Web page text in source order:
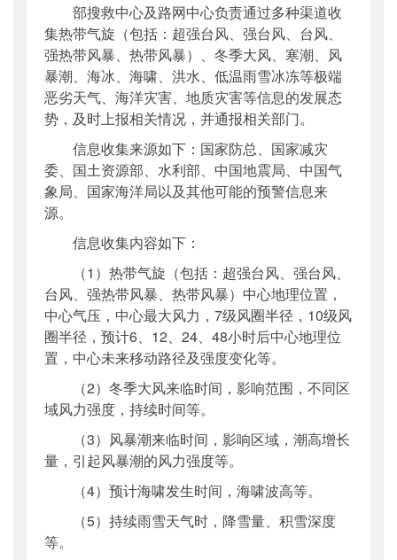
部搜救中心及路网中心负责通过多种渠道收
集热带气旋（包括：超强台风、强台风、台风、
强热带风暴、热带风暴）、冬季大风、寒潮、风
暴潮、海冰、海啸、洪水、低温雨雪冰冻等极端
恶劣天气、海洋灾害、地质灾害等信息的发展态
势，及时上报相关情况，并通报相关部门。
信息收集来源如下：国家防总、国家减灾
委、国土资源部、水利部、中国地震局、中国气
象局、国家海洋局以及其他可能的预警信息来
源。
信息收集内容如下：
（1）热带气旋（包括：超强台风、强台风、
台风、强热带风暴、热带风暴）中心地理位置，
中心气压，中心最大风力，7级风圈半径，10级风
圈半径，预计6、12、24、48小时后中心地理位
置，中心未来移动路径及强度变化等。
（2）冬季大风来临时间，影响范围，不同区
域风力强度，持续时间等。
（3）风暴潮来临时间，影响区域，潮高增长
量，引起风暴潮的风力强度等。
（4）预计海啸发生时间，海啸波高等。
（5）持续雨雪天气时，降雪量、积雪深度
等。